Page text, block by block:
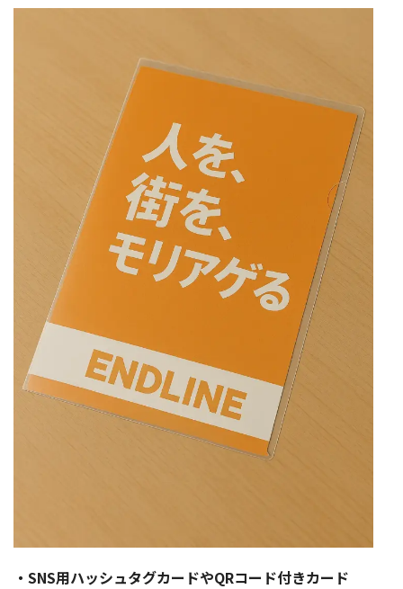
・SNS用ハッシュタグカードやQRコード付きカード